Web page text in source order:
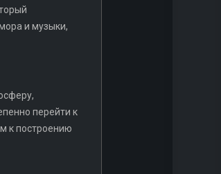
и музыки,
перейти к
к построению